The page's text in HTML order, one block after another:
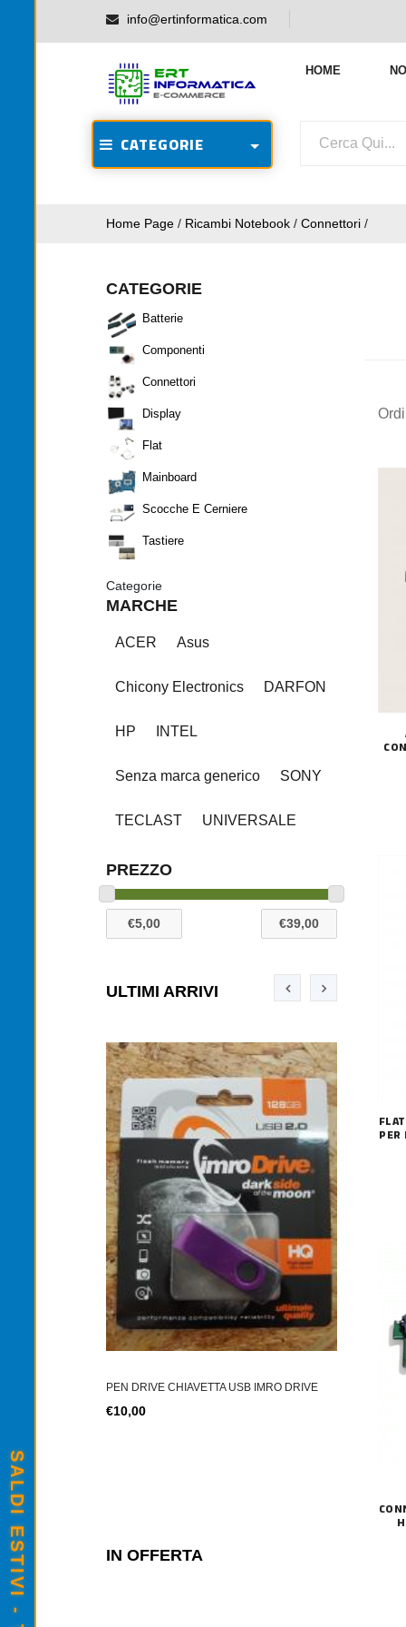
info@ertinformatica.com
HOME
CATEGORIE
Home Page / Ricambi Notebook / Connettori /
CATEGORIE
Batterie
Componenti
Connettori
Display
Flat
Mainboard
Scocche E Cerniere
Tastiere
Categorie
MARCHE
ACER Asus
Chicony Electronics DARFON
HP INTEL
Senza marca generico SONY
TECLAST UNIVERSALE
PREZZO
ULTIMI ARRIVI
PEN DRIVE CHIAVETTA USB IMRO DRIVE
€10,00
TONER TN-
IN OFFERTA